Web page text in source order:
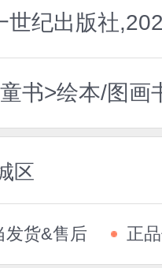
世纪出版社
书>绘本/图画
区
发货&售后 正